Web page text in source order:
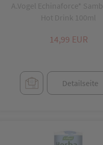
A.Vogel Echinaforce*
Hot Drink 100ml
14,99 EUR
Detailseite